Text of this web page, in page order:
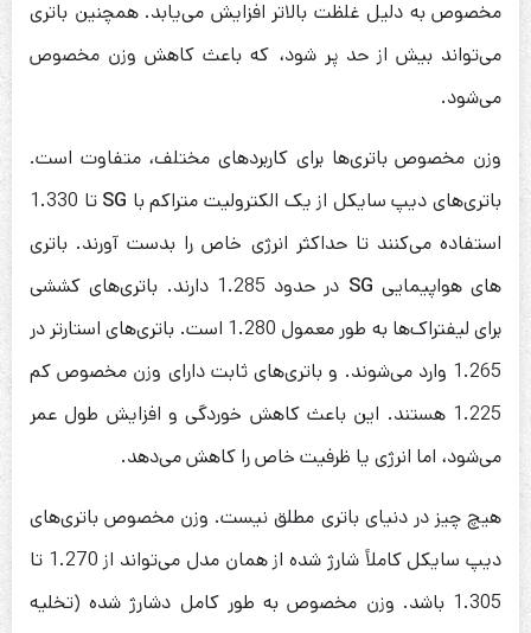
مخصوص به دلیل غلظت بالاتر افزایش می‌یابد. همچنین باتری
می‌تواند بیش از حد پر شود، که باعث کاهش وزن مخصوص
می‌شود.
وزن مخصوص باتری‌ها برای کاربردهای مختلف، متفاوت است.
باتری‌های دیپ سایکل از یک الکترولیت متراکم با SG
تا 1.330
استفاده می‌کنند تا حداکثر انرژی خاص را بدست آورند. باتری
های هواپیمایی SG
در حدود 1.285 دارند. باتری‌های کششی
برای لیفتراک‌ها به طور معمول 1.280 است. باتری‌های استارتر در
1.265 وارد می‌شوند. و باتری‌های ثابت دارای وزن مخصوص کم
1.225 هستند. این باعث کاهش خوردگی و افزایش طول عمر
می‌شود، اما انرژی یا ظرفیت خاص را کاهش می‌دهد.
هیچ چیز در دنیای باتری مطلق نیست. وزن مخصوص باتری‌های
دیپ سایکل کاملاً شارژ شده از همان مدل می‌تواند از 1.270 تا
1.305 باشد. وزن مخصوص به طور کامل دشارژ شده (تخلیه